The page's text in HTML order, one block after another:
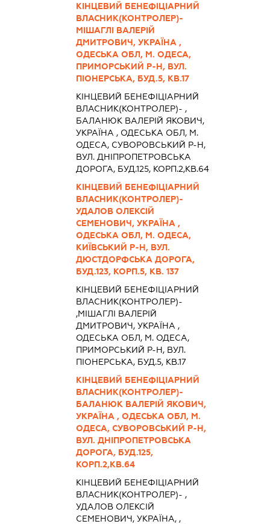
КІНЦЕВИЙ БЕНЕФІЦІАРНИЙ
ВЛАСНИК(КОНТРОЛЕР)-
МІШАГЛІ ВАЛЕРІЙ
ДМИТРОВИЧ, УКРАЇНА ,
ОДЕСЬКА ОБЛ, М. ОДЕСА,
ПРИМОРСЬКИЙ Р-Н, ВУЛ.
ПІОНЕРСЬКА, БУД.5, КВ.17
КІНЦЕВИЙ БЕНЕФІЦІАРНИЙ
ВЛАСНИК(КОНТРОЛЕР)- ,
БАЛАНЮК ВАЛЕРІЙ ЯКОВИЧ,
УКРАЇНА , ОДЕСЬКА ОБЛ, М.
ОДЕСА, СУВОРОВСЬКИЙ Р-Н,
ВУЛ. ДНІПРОПЕТРОВСЬКА
ДОРОГА, БУД.125, КОРП.2,КВ.64
КІНЦЕВИЙ БЕНЕФІЦІАРНИЙ
ВЛАСНИК(КОНТРОЛЕР)-
УДАЛОВ ОЛЕКСІЙ
СЕМЕНОВИЧ, УКРАЇНА ,
ОДЕСЬКА ОБЛ, М. ОДЕСА,
КИЇВСЬКИЙ Р-Н, ВУЛ.
ДЮСТДОРФСЬКА ДОРОГА,
БУД.123, КОРП.5, КВ. 137
КІНЦЕВИЙ БЕНЕФІЦІАРНИЙ
ВЛАСНИК(КОНТРОЛЕР)-
,МІШАГЛІ ВАЛЕРІЙ
ДМИТРОВИЧ, УКРАЇНА ,
ОДЕСЬКА ОБЛ, М. ОДЕСА,
ПРИМОРСЬКИЙ Р-Н, ВУЛ.
ПІОНЕРСЬКА, БУД.5, КВ.17
КІНЦЕВИЙ БЕНЕФІЦІАРНИЙ
ВЛАСНИК(КОНТРОЛЕР)-
БАЛАНЮК ВАЛЕРІЙ ЯКОВИЧ,
УКРАЇНА , ОДЕСЬКА ОБЛ, М.
ОДЕСА, СУВОРОВСЬКИЙ Р-Н,
ВУЛ. ДНІПРОПЕТРОВСЬКА
ДОРОГА, БУД.125,
КОРП.2,КВ.64
КІНЦЕВИЙ БЕНЕФІЦІАРНИЙ
ВЛАСНИК(КОНТРОЛЕР)- ,
УДАЛОВ ОЛЕКСІЙ
СЕМЕНОВИЧ, УКРАЇНА, ,